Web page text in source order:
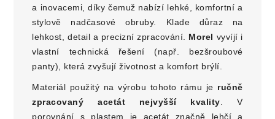
a inovacemi, díky čemuž nabízí lehké, komfortní a
stylově nadčasové obruby. Klade důraz na
lehkost, detail a precizní zpracování. Morel vyvíjí i
vlastní technická řešení (např. bezšroubové
panty), která zvyšují životnost a komfort brýlí.
Materiál použitý na výrobu tohoto rámu je ručně
zpracovaný acetát nejvyšší kvality . V
porovnání s plastem je acetát značně lehčí a